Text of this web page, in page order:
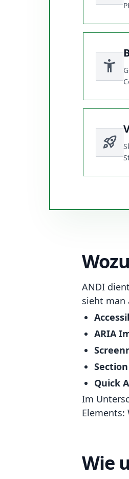
accessibility_new
rocket_launch
ANDI
sieht man
ARIA
Quick
Im
Elements:
Wie